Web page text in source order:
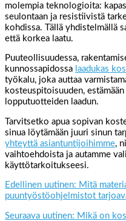
molempia teknologioita:
seulontaan ja resistiivistä
kohdissa. Tällä yhdistelmällä
että korkea laatu.
Puuteollisuudessa,
kunnossapidossa laadukas
työkalu, joka auttaa
kosteuspitoisuuden,
lopputuotteiden laadun.
Tarvitsetko apua sopivan
sinua löytämään juuri sinun
yhteyttä asiantuntijoihimme,
vaihtoehdoista ja autamme
käyttötarkoitukseesi.
Edellinen uutinen: Mitä
puuntyöstöohjelmistot
Seuraava uutinen: Mikä on